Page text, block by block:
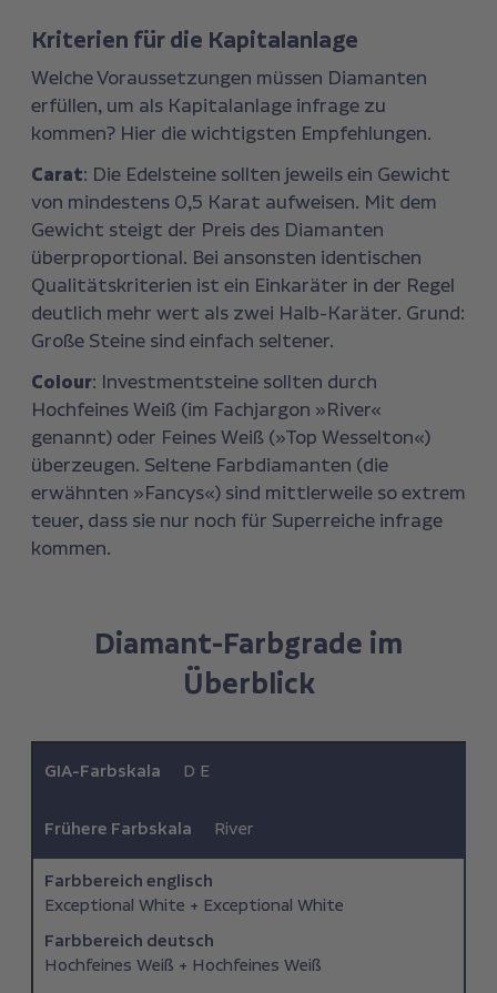
Kriterien für die Kapitalanlage
Welche Voraussetzungen müssen Diamanten
erfüllen, um als Kapitalanlage infrage zu
kommen? Hier die wichtigsten Empfehlungen.
Carat: Die Edelsteine sollten jeweils ein Gewicht
von mindestens 0,5 Karat aufweisen. Mit dem
Gewicht steigt der Preis des Diamanten
überproportional. Bei ansonsten identischen
Qualitätskriterien ist ein Einkaräter in der Regel
deutlich mehr wert als zwei Halb-Karäter. Grund:
Große Steine sind einfach seltener.
Colour: Investmentsteine sollten durch
Hochfeines Weiß (im Fachjargon »River«
genannt) oder Feines Weiß (»Top Wesselton«)
überzeugen. Seltene Farbdiamanten (die
erwähnten »Fancys«) sind mittlerweile so extrem
teuer, dass sie nur noch für Superreiche infrage
kommen.
Diamant-Farbgrade im
Überblick
GIA-Farbskala D E
Frühere Farbskala River
Farbbereich ­englisch
Exceptional White + Exceptional White
Farbbereich deutsch
Hochfeines Weiß + Hochfeines Weiß